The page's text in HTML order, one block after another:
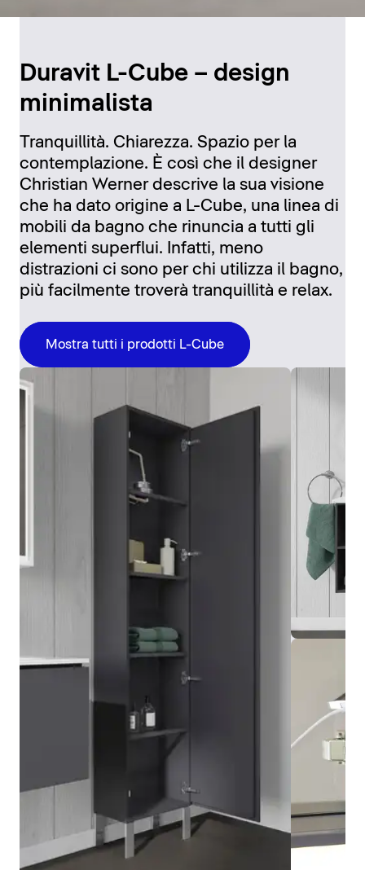
Duravit L-Cube – design
minimalista
Tranquillità. Chiarezza. Spazio per la
contemplazione. È così che il designer
Christian Werner descrive la sua visione
che ha dato origine a L-Cube, una linea di
mobili da bagno che rinuncia a tutti gli
elementi superflui. Infatti, meno
distrazioni ci sono per chi utilizza il bagno,
più facilmente troverà tranquillità e relax.
Mostra tutti i prodotti L-Cube